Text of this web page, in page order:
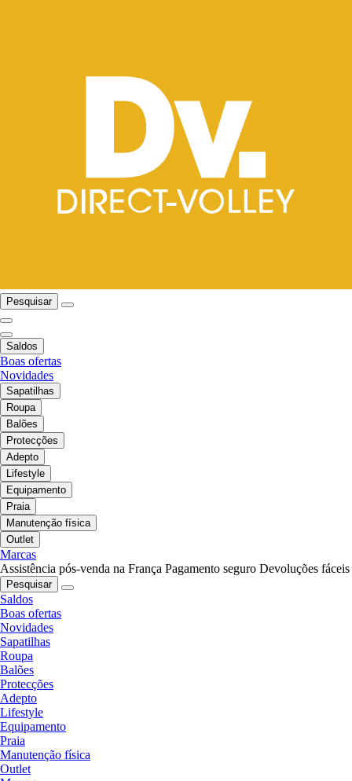
Pesquisar
Saldos
Boas ofertas
Novidades
Sapatilhas
Roupa
Balões
Protecções
Adepto
Lifestyle
Equipamento
Praia
Manutenção física
Outlet
Marcas
Assistência pós-venda na França Pagamento seguro Devoluções fáceis
Pesquisar
Saldos
Boas ofertas
Novidades
Sapatilhas
Roupa
Balões
Protecções
Adepto
Lifestyle
Equipamento
Praia
Manutenção física
Outlet